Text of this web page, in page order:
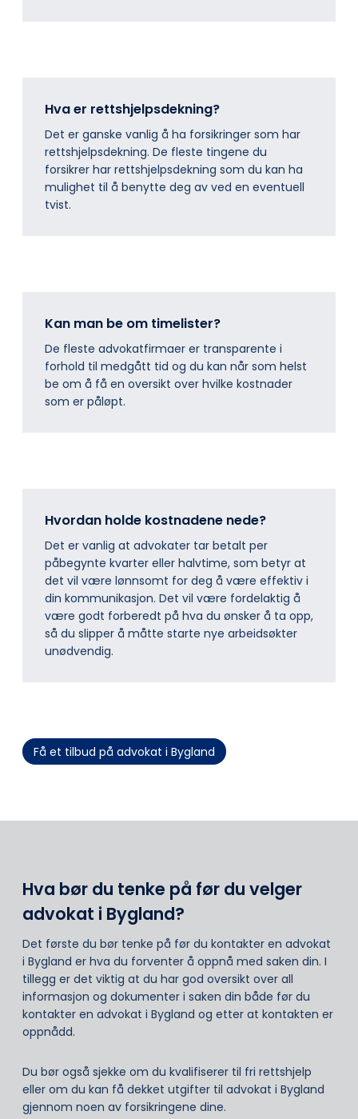
Hva er rettshjelpsdekning?
Det er ganske vanlig å ha forsikringer som har
rettshjelpsdekning. De fleste tingene du
forsikrer har rettshjelpsdekning som du kan ha
mulighet til å benytte deg av ved en eventuell
tvist.
Kan man be om timelister?
De fleste advokatfirmaer er transparente i
forhold til medgått tid og du kan når som helst
be om å få en oversikt over hvilke kostnader
som er påløpt.
Hvordan holde kostnadene nede?
Det er vanlig at advokater tar betalt per
påbegynte kvarter eller halvtime, som betyr at
det vil være lønnsomt for deg å være effektiv i
din kommunikasjon. Det vil være fordelaktig å
være godt forberedt på hva du ønsker å ta opp,
så du slipper å måtte starte nye arbeidsøkter
unødvendig.
Få et tilbud på advokat i Bygland
Hva bør du tenke på før du velger
advokat i Bygland?
Det første du bør tenke på før du kontakter en advokat
i Bygland er hva du forventer å oppnå med saken din. I
tillegg er det viktig at du har god oversikt over all
informasjon og dokumenter i saken din både før du
kontakter en advokat i Bygland og etter at kontakten er
oppnådd.
Du bør også sjekke om du kvalifiserer til fri rettshjelp
eller om du kan få dekket utgifter til advokat i Bygland
gjennom noen av forsikringene dine.